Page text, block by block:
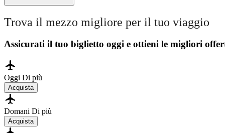
Trova il mezzo migliore per il tuo viaggio
Assicurati il ​​tuo biglietto oggi e ottieni le migliori
Oggi Di più
Acquista
Domani Di più
Acquista